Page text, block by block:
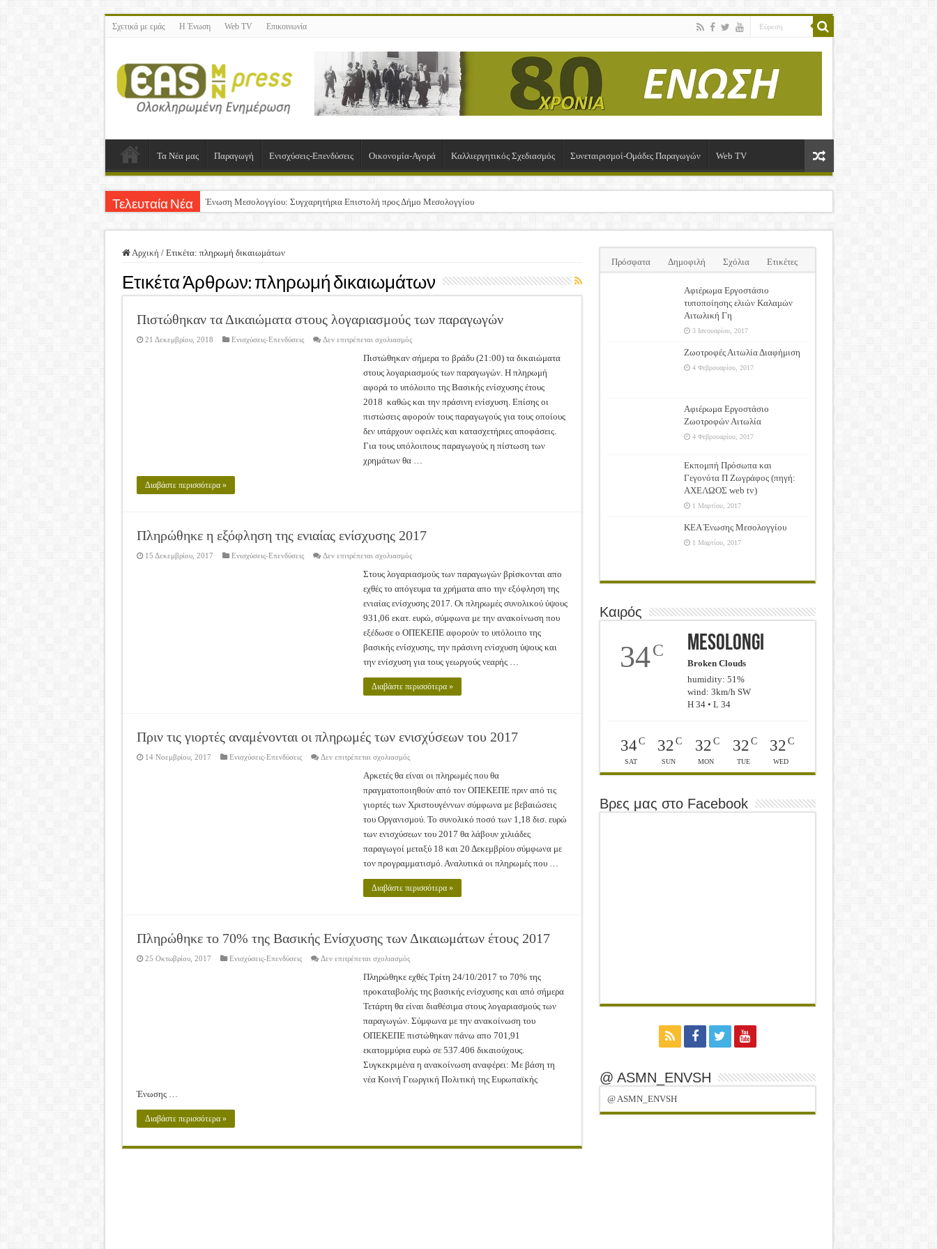
Σχετικά με εμάς Η Ένωση Web TV Επικοινωνία
Τα Νέα μας Παραγωγή Ενισχύσεις-Επενδύσεις Οικονομία-Αγορά Καλλιεργητικός Σχεδιασμός Συνεταιρισμοί-Ομάδες Παραγωγών Web TV
Τελευταία Νέα Ένωση Μεσολογγίου: Συγχαρητήρια Επιστολή προς Δήμο Μεσολογγίου
Ανακοίνωση: Επιστροφή ΦΠΑ
Καλά Χριστούγεννα! Καλή Χρονιά!
Tακτική Γενική Συνέλευση του Αγροτικού Συνεταιρισμού Μεσολογγίου-Ναυπακτίας ”Η Ένωση”
Η περίοδος συγκομιδής της Ελιάς ξεκίνησε…με Μεγάλες Προσφορές!!
Ημερίδα: Τρέφοντας Βιώσιμα το Μέλλον: Η Δύναμη των Εντόμων
Αρχική / Ετικέτα: πληρωμή δικαιωμάτων
Ετικέτα Άρθρων: πληρωμή δικαιωμάτων
Πιστώθηκαν τα Δικαιώματα στους λογαριασμούς των παραγωγών
21 Δεκεμβρίου, 2018 Ενισχύσεις-Επενδύσεις Δεν επιτρέπεται σχολιασμόςστο
τα
Δικαιώματα
στους
λογαριασμούς
των
Πιστώθηκαν σήμερα το βράδυ (21:00) τα δικαιώματα
στους λογαριασμούς των παραγωγών. Η πληρωμή
αφορά το υπόλοιπο της Βασικής ενίσχυσης έτους
2018 καθώς και την πράσινη ενίσχυση. Επίσης οι
πιστώσεις αφορούν τους παραγωγούς για τους οποίους
δεν υπάρχουν οφειλές και κατασχετήριες αποφάσεις.
Για τους υπόλοιπους παραγωγούς η πίστωση των
χρημάτων θα …
Διαβάστε περισσότερα »
Πληρώθηκε η εξόφληση της ενιαίας ενίσχυσης 2017
15 Δεκεμβρίου, 2017 Ενισχύσεις-Επενδύσεις Δεν επιτρέπεται σχολιασμόςστο
η
εξόφληση
της
ενιαίας
ενίσχυσης
2017
Στους λογαριασμούς των παραγωγών βρίσκονται απο
εχθές το απόγευμα τα χρήματα απο την εξόφληση της
ενιαίας ενίσχυσης 2017. Οι πληρωμές συνολικού ύψους
931,06 εκατ. ευρώ, σύμφωνα με την ανακοίνωση που
εξέδωσε ο ΟΠΕΚΕΠΕ αφορούν το υπόλοιπο της
βασικής ενίσχυσης, την πράσινη ενίσχυση ύψους και
την ενίσχυση για τους γεωργούς νεαρής …
Διαβάστε περισσότερα »
Πριν τις γιορτές αναμένονται οι πληρωμές των ενισχύσεων του 2017
14 Νοεμβρίου, 2017 Ενισχύσεις-Επενδύσεις Δεν επιτρέπεται σχολιασμόςστο
τις
γιορτές
αναμένονται
πληρωμές
ενισχύσεων
του
2017
Αρκετές θα είναι οι πληρωμές που θα
πραγματοποιηθούν από τον ΟΠΕΚΕΠΕ πριν από τις
γιορτές των Χριστουγέννων σύμφωνα με βεβαιώσεις
του Οργανισμού. Το συνολικό ποσό των 1,18 δισ. ευρώ
των ενισχύσεων του 2017 θα λάβουν χιλιάδες
παραγωγοί μεταξύ 18 και 20 Δεκεμβρίου σύμφωνα με
τον προγραμματισμό. Αναλυτικά οι πληρωμές που …
Διαβάστε περισσότερα »
Πληρώθηκε το 70% της Βασικής Ενίσχυσης των Δικαιωμάτων έτους 2017
25 Οκτωβρίου, 2017 Ενισχύσεις-Επενδύσεις Δεν επιτρέπεται σχολιασμόςστο
το
70%
της
Βασικής
Ενίσχυσης
των
Δικαιωμάτων
έτους
2017
Πληρώθηκε εχθές Τρίτη 24/10/2017 το 70% της
προκαταβολής της βασικής ενίσχυσης και από σήμερα
Τετάρτη θα είναι διαθέσιμα στους λογαριασμούς των
παραγωγών. Σύμφωνα με την ανακοίνωση του
ΟΠΕΚΕΠΕ πιστώθηκαν πάνω απο 701,91
εκατομμύρια ευρώ σε 537.406 δικαιούχους.
Συγκεκριμένα η ανακοίνωση αναφέρει: Με βάση τη
νέα Κοινή Γεωργική Πολιτική της Ευρωπαϊκής
Ένωσης …
Διαβάστε περισσότερα »
Πρόσφατα Δημοφιλή Σχόλια Ετικέτες
Αφιέρωμα Εργοστάσιο
τυποποίησης ελιών Καλαμών
Αιτωλική Γη
3 Ιανουαρίου, 2017
Ζωοτροφές Αιτωλία Διαφήμιση
4 Φεβρουαρίου, 2017
Αφιέρωμα Εργοστάσιο
Ζωοτροφών Αιτωλία
4 Φεβρουαρίου, 2017
Εκπομπή Πρόσωπα και
Γεγονότα Π Ζωγράφος (πηγή:
ΑΧΕΛΩΟΣ web tv)
1 Μαρτίου, 2017
ΚΕΑ Ένωσης Μεσολογγίου
1 Μαρτίου, 2017
Καιρός
34C Mesolongi
Broken Clouds
humidity: 51%
wind: 3km/h SW
H 34 • L 34
34C
SAT
32 C
SUN
32C
MON
32C
TUE
32C
WED
Βρες μας στο Facebook
@ ASMN_ENVSH
@ ASMN_ENVSH